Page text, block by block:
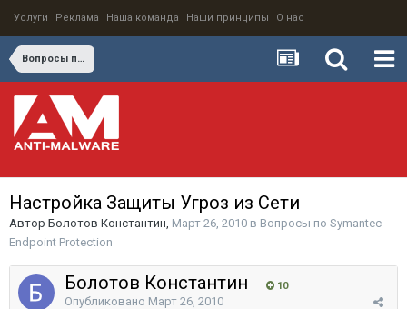
Услуги Реклама Наша команда Наши принципы О нас
Вопросы по Symantec Endpoint Protection
Настройка Защиты Угроз из Сети
Автор Болотов Константин, Март 26, 2010 в Вопросы по Symantec
Endpoint Protection
Болотов Константин 10
Опубликовано Март 26, 2010